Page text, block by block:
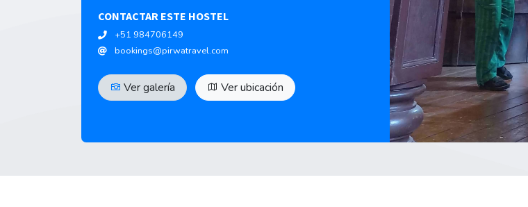
CONTACTAR ESTE HOSTEL
+51 984706149
bookings@pirwatravel.com
Ver galería Ver ubicación